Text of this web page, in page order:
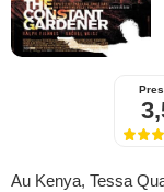
Au Kenya, Tessa